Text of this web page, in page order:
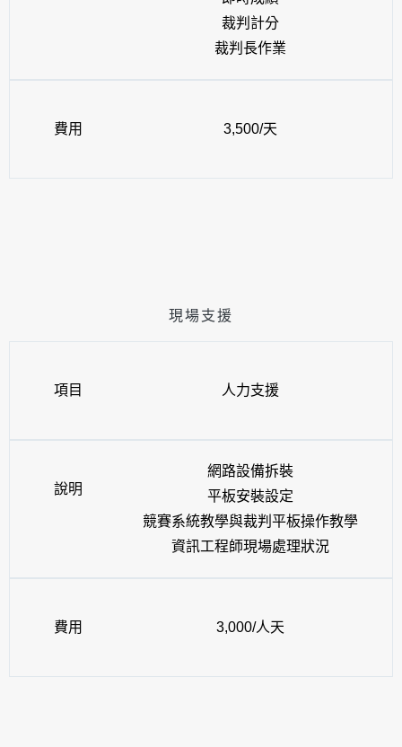
裁判計分
裁判長作業
費用 3,500/天
現場支援
項目 人力支援
說明
網路設備拆裝
平板安裝設定
競賽系統教學與裁判平板操作教學
資訊工程師現場處理狀況
費用 3,000/人天